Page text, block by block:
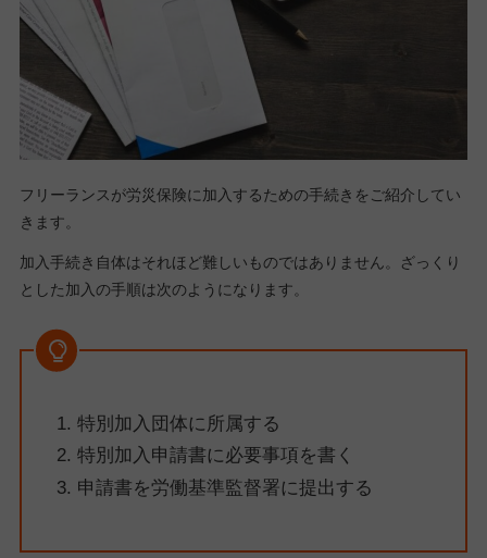
フリーランスが労災保険に加入するための手続きをご紹介してい
きます。
加入手続き自体はそれほど難しいものではありません。ざっくり
とした加入の手順は次のようになります。
特別加入団体に所属する
特別加入申請書に必要事項を書く
申請書を労働基準監督署に提出する